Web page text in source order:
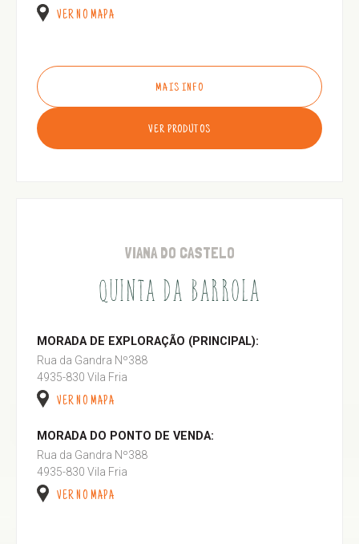
VER NO MAPA
MAIS INFO
VER PRODUTOS
VIANA DO CASTELO
QUINTA DA BARROLA
MORADA DE EXPLORAÇÃO (PRINCIPAL):
Rua da Gandra Nº388
4935-830 Vila Fria
VER NO MAPA
MORADA DO PONTO DE VENDA:
Rua da Gandra Nº388
4935-830 Vila Fria
VER NO MAPA